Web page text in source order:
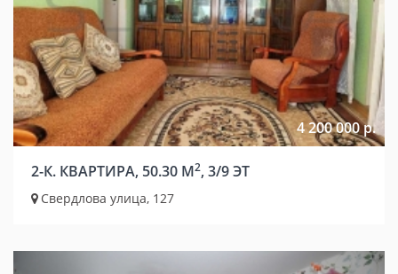
4 200 000 р.
2-К. КВАРТИРА, 50.30 М2, 3/9 ЭТ
Свердлова улица, 127